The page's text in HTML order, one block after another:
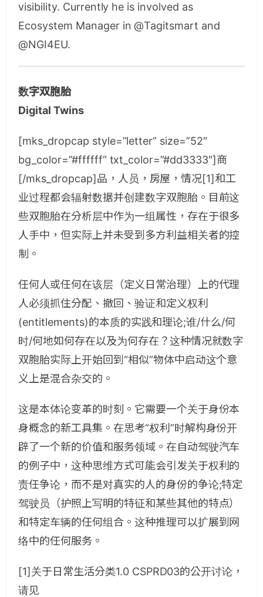
visibility. Currently he is involved as
Ecosystem Manager in @Tagitsmart and
@NGI4EU.
数字双胞胎
Digital Twins
[mks_dropcap style=”letter” size=”52″
bg_color=”#ffffff” txt_color=”#dd3333″]商
[/mks_dropcap]品，人员，房屋，情况[1]和工
业过程都会辐射数据并创建数字双胞胎。目前这
些双胞胎在分析层中作为一组属性，存在于很多
人手中，但实际上并未受到多方利益相关者的控
制。
任何人或任何在该层（定义日常治理）上的代理
人必须抓住分配、撤回、验证和定义权利
(entitlements)的本质的实践和理论;谁/什么/何
时/何地如何存在以及为何存在？这种情况就数字
双胞胎实际上开始回到“相似”物体中启动这个意
义上是混合杂交的。
这是本体论变革的时刻。它需要一个关于身份本
身概念的新工具集。在思考“权利”时解构身份开
辟了一个新的价值和服务领域。在自动驾驶汽车
的例子中，这种思维方式可能会引发关于权利的
责任争论，而不是对真实的人的身份的争论;特定
驾驶员（护照上写明的特征和某些其他的特点）
和特定车辆的任何组合。这种推理可以扩展到网
络中的任何服务。
[1]关于日常生活分类1.0 CSPRD03的公开讨论，
请见